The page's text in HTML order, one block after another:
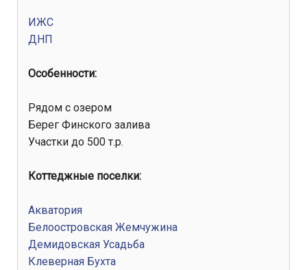
ИЖС
ДНП
Особенности:
Рядом c озером
Берег Финского залива
Участки до 500 т.р.
Коттеджные поселки:
Акватория
Белоостровская Жемчужина
Демидовская Усадьба
Клеверная Бухта